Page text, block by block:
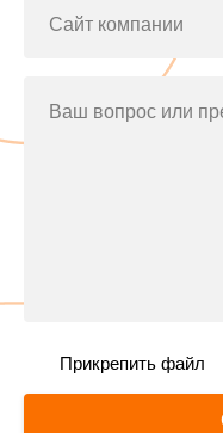
Сайт компании
Ваш вопрос или
Прикрепить файл